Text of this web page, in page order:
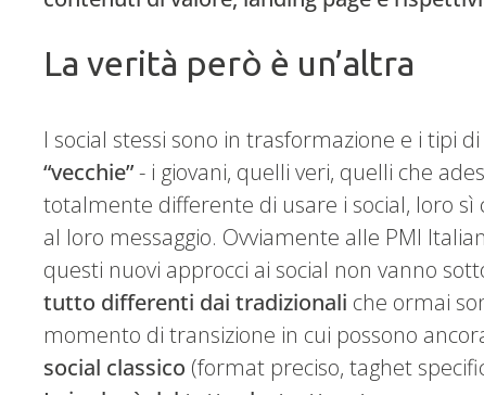
La verità però è un’altra
I social stessi sono in trasformazione e i tipi
“vecchie”- i giovani, quelli veri, quelli che
totalmente differente di usare i social, loro
al loro messaggio. Ovviamente alle PMI
questi nuovi approcci ai social non vanno
tutto differenti dai tradizionali che ormai
momento di transizione in cui possono
social classico (format preciso, taghet